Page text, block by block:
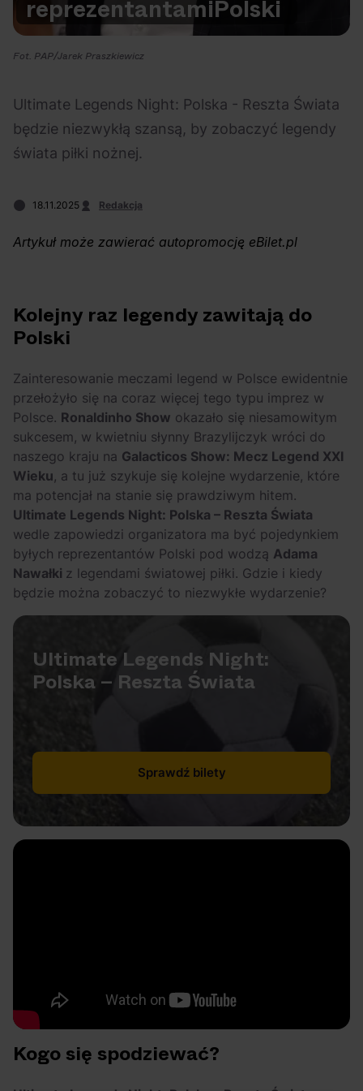
Na czasie
Polecane Scena Impostora 06.08.2026
prawdziwym fanem
Chivasa?
jednoczącą fanów
Festiwal
OFF Festival 2026 –
nocne koncerty
warte uwagi!
High Five: pięć
najciekawszych
wydarzeń w polskim
rapie [czerwiec i
lipiec 2026]
reprezentantamiPolski
Fot. PAP/Jarek Praszkiewicz
Ultimate Legends Night: Polska - Reszta Świata
będzie niezwykłą szansą, by zobaczyć legendy
świata piłki nożnej.
18.11.2025 Redakcja
Artykuł może zawierać autopromocję eBilet.pl
Kolejny raz legendy zawitają do
Polski
Zainteresowanie meczami legend w Polsce ewidentnie
przełożyło się na coraz więcej tego typu imprez w
Polsce. Ronaldinho Show okazało się niesamowitym
sukcesem, w kwietniu słynny Brazylijczyk wróci do
naszego kraju na Galacticos Show: Mecz Legend XXI
Wieku, a tu już szykuje się kolejne wydarzenie, które
ma potencjał na stanie się prawdziwym hitem.
Ultimate Legends Night: Polska – Reszta Świata
wedle zapowiedzi organizatora ma być pojedynkiem
byłych reprezentantów Polski pod wodzą Adama
Nawałki z legendami światowej piłki. Gdzie i kiedy
będzie można zobaczyć to niezwykłe wydarzenie?
Ultimate Legends Night:
Polska – Reszta Świata
Sprawdź bilety
Kogo się spodziewać?